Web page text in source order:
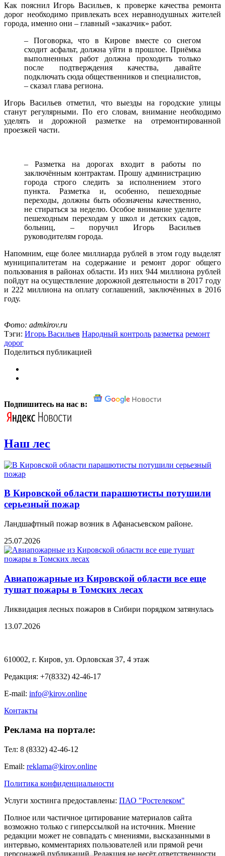
Как пояснил Игорь Васильев, к проверке качества ремонта
дорог необходимо привлекать всех неравнодушных жителей
города, именно они – главный «заказчик» работ.
– Поговорка, что в Кирове вместе со снегом
сходит асфальт, должна уйти в прошлое. Приёмка
выполненных работ должна проходить только
после подтверждения качества, давайте
подключать сюда общественников и специалистов,
– сказал глава региона.
Игорь Васильев отметил, что выезды на городские улицы
станут регулярными. По его словам, внимание необходимо
уделять и дорожной разметке на отремонтированной
проезжей части.
– Разметка на дорогах входит в работы по
заключённым контрактам. Прошу администрацию
города строго следить за исполнением этого
пункта. Разметка и, особенно, пешеходные
переходы, должны быть обозначены качественно,
не стираться за неделю. Особое внимание уделите
пешеходным переходам у школ и детских садов,
больниц, – поручил Игорь Васильев
руководителям города.
Напомним, еще более миллиарда рублей в этом году выделят
муниципалитетам на содержание и ремонт дорог общего
пользования в районах области. Из них 944 миллиона рублей
пойдут на осуществление дорожной деятельности в 2017 году
и 222 миллиона на оплату соглашений, заключённых в 2016
году.
Фото: admkirov.ru
Тэги: Игорь Васильев Народный контроль разметка ремонт
дорог
Поделиться публикацией
Подпишитесь на нас в:
Наш лес
В Кировской области парашютисты потушили
серьезный пожар
Ландшафтный пожар возник в Афанасьевском районе.
25.07.2026
Авиапожарные из Кировской области все еще
тушат пожары в Томских лесах
Ликвидация лесных пожаров в Сибири порядком затянулась
13.07.2026
610002, г. Киров, ул. Орловская 37, 4 этаж
Редакция: +7(8332) 42-46-17
E-mail: info@kirov.online
Контакты
Реклама на портале:
Тел: 8 (8332) 42-46-12
Email: reklama@kirov.online
Политика конфиденциальности
Услуги хостинга предоставлены: ПАО "Ростелеком"
Полное или частичное цитирование материалов сайта
возможно только с гиперссылкой на источник. Мнение
редакции может не совпадать с мнениями, высказанными в
интервью, комментариях пользователей или прямой речи
персонажей публикаций. Редакция не несёт ответственности